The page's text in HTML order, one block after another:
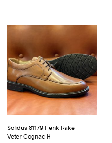
de
productpagina
Solidus 81179 Henk Rake
Veter Cognac H